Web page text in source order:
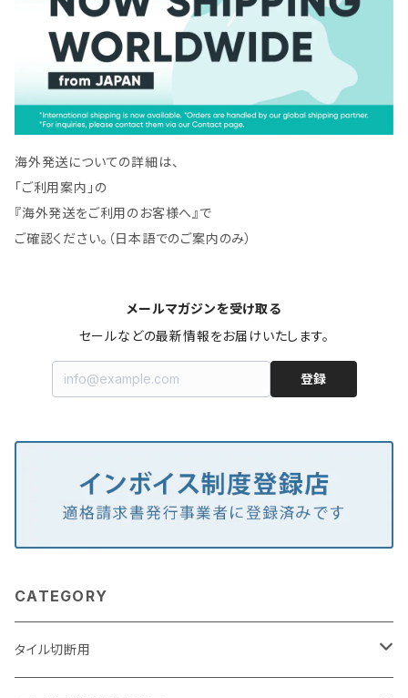
海外発送についての詳細は、
「ご利用案内」の
『海外発送をご利用のお客様へ』で
ご確認ください。（日本語でのご案内のみ）
メールマガジンを受け取る
セールなどの最新情報をお届けいたします。
登録
CATEGORY
タイル切断用